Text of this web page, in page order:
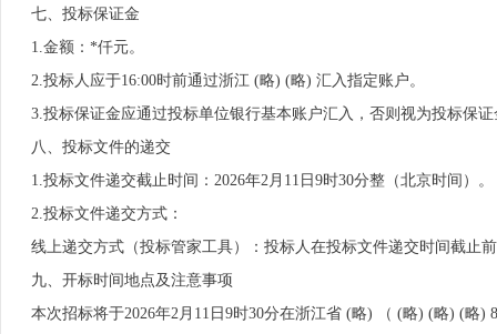
七、投标保证金
1.金额：*仟元。
2.投标人应于16:00时前通过浙江 (略) (略) 汇入指定账户。
3.投标保证金应通过投标单位银行基本账户汇入，否则视为投标保
八、投标文件的递交
1.投标文件递交截止时间：2026年2月11日9时30分整（北京时间）。
2.投标文件递交方式：
线上递交方式（投标管家工具）：投标人在投标文件递交时间截止
九、开标时间地点及注意事项
本次招标将于2026年2月11日9时30分在浙江省 (略) （ (略) (略) (略